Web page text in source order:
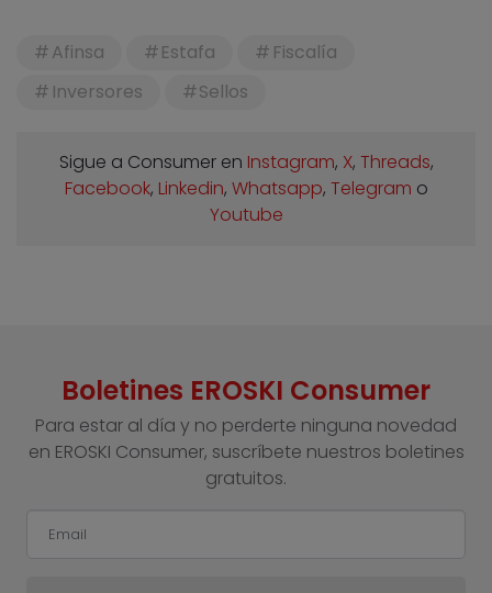
Afinsa Estafa
Fiscalía
Inversores
Sellos
Sigue a Consumer en Instagram, X, Threads,
Facebook, Linkedin, Whatsapp, Telegram o
Youtube
Boletines EROSKI Consumer
Para estar al día y no perderte ninguna novedad
en EROSKI Consumer, suscríbete nuestros boletines
gratuitos.